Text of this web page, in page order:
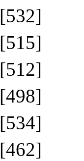
[532]
[515]
[512]
[498]
[534]
[462]